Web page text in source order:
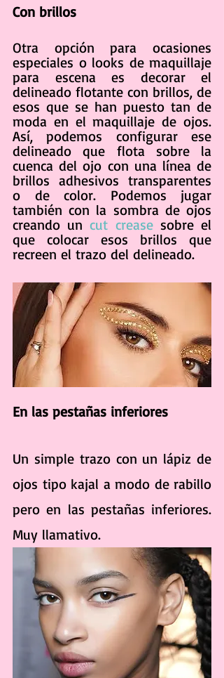
Con brillos
Otra opción para ocasiones
especiales o looks de maquillaje
para escena es decorar el
delineado flotante con brillos, de
esos que se han puesto tan de
moda en el maquillaje de ojos.
Así, podemos configurar ese
delineado que flota sobre la
cuenca del ojo con una línea de
brillos adhesivos transparentes
o de color. Podemos jugar
también con la sombra de ojos
creando un cut crease sobre el
que colocar esos brillos que
recreen el trazo del delineado.
En las pestañas inferiores
Un simple trazo con un lápiz de
ojos tipo kajal a modo de rabillo
pero en las pestañas inferiores.
Muy llamativo.